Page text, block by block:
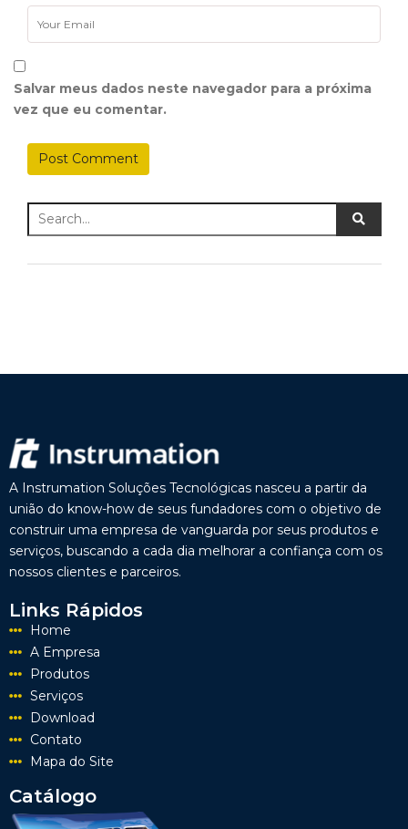
Salvar meus dados neste navegador para a próxima
vez que eu comentar.
A Instrumation Soluções Tecnológicas nasceu a partir da
união do know-how de seus fundadores com o objetivo de
construir uma empresa de vanguarda por seus produtos e
serviços, buscando a cada dia melhorar a confiança com os
nossos clientes e parceiros.
Links Rápidos
Home
A Empresa
Produtos
Serviços
Download
Contato
Mapa do Site
Catálogo